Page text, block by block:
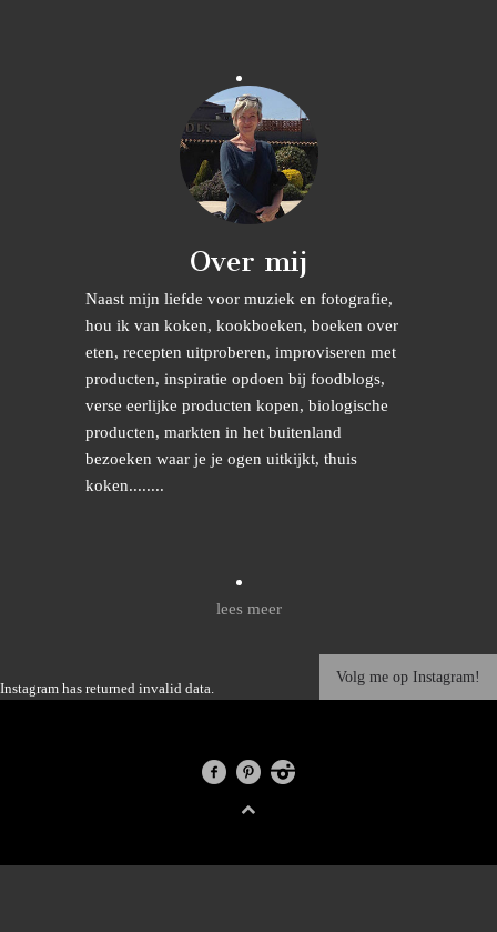
Over mij
Naast mijn liefde voor muziek en fotografie,
hou ik van koken, kookboeken, boeken over
eten, recepten uitproberen, improviseren met
producten, inspiratie opdoen bij foodblogs,
verse eerlijke producten kopen, biologische
producten, markten in het buitenland
bezoeken waar je je ogen uitkijkt, thuis
koken........
lees meer
Instagram has returned invalid data.
Volg me op Instagram!